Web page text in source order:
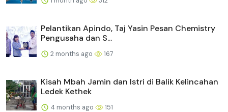
Pelantikan Apindo, Taj Yasin Pesan Chemistry
Pengusaha dan S...
2 months ago 167
Kisah Mbah Jamin dan Istri di Balik Kelincahan
Ledek Kethek
4 months ago 151